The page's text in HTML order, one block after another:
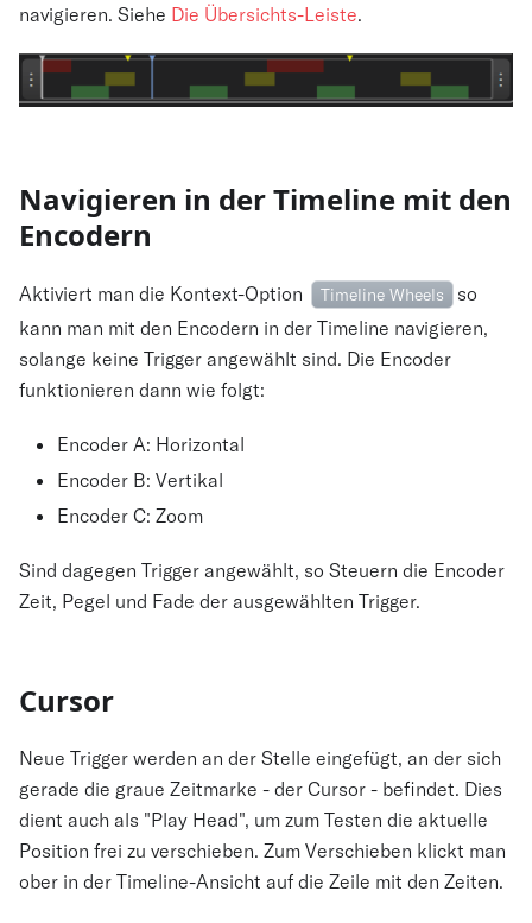
navigieren. Siehe Die Übersichts-Leiste.
Navigieren in der Timeline mit den
Encodern
Aktiviert man die Kontext-Option Timeline Wheels
so
kann man mit den Encodern in der Timeline navigieren,
solange keine Trigger angewählt sind. Die Encoder
funktionieren dann wie folgt:
Encoder A: Horizontal
Encoder B: Vertikal
Encoder C: Zoom
Sind dagegen Trigger angewählt, so Steuern die Encoder
Zeit, Pegel und Fade der ausgewählten Trigger.
Cursor
Neue Trigger werden an der Stelle eingefügt, an der sich
gerade die graue Zeitmarke - der Cursor - befindet. Dies
dient auch als "Play Head", um zum Testen die aktuelle
Position frei zu verschieben. Zum Verschieben klickt man
ober in der Timeline-Ansicht auf die Zeile mit den Zeiten.